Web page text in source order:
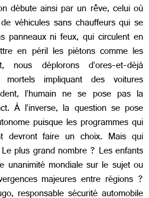
débute ainsi par un rêve, celui où
véhicules sans chauffeurs qui se
panneaux ni feux, qui circulent en
en péril les piétons comme les
nous déplorons d’ores-et-déjà
mortels impliquant des voitures
l’humain ne se pose pas la
À l’inverse, la question se pose
puisque les programmes qui
devront faire un choix. Mais qui
plus grand nombre ? Les enfants
mondiale sur le sujet ou
majeures entre régions ?